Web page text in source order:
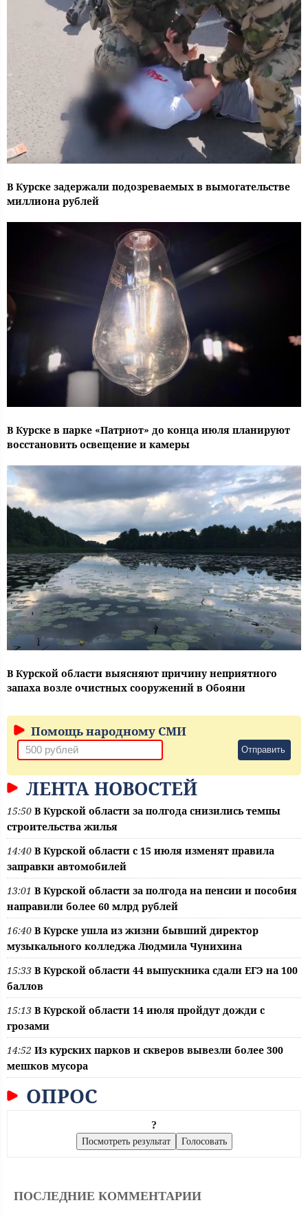
В Курске задержали подозреваемых в вымогательстве
миллиона рублей
В Курске в парке «Патриот» до конца июля планируют
восстановить освещение и камеры
В Курской области выясняют причину неприятного
запаха возле очистных сооружений в Обояни
Помощь народному СМИ
Отправить
ЛЕНТА НОВОСТЕЙ
15:50 В Курской области за полгода снизились темпы
строительства жилья
14:40 В Курской области с 15 июля изменят правила
заправки автомобилей
13:01 В Курской области за полгода на пенсии и пособия
направили более 60 млрд рублей
16:40 В Курске ушла из жизни бывший директор
музыкального колледжа Людмила Чунихина
15:33 В Курской области 44 выпускника сдали ЕГЭ на 100
баллов
15:13 В Курской области 14 июля пройдут дожди с
грозами
14:52 Из курских парков и скверов вывезли более 300
мешков мусора
ОПРОС
?
ПОСЛЕДНИЕ КОММЕНТАРИИ